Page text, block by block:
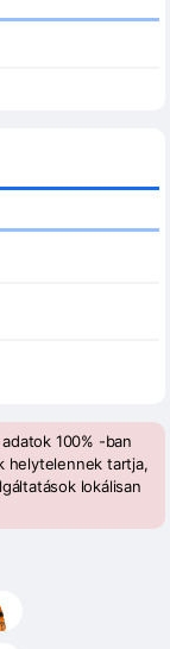
100% -ban
helytelennek tartja,
lokálisan